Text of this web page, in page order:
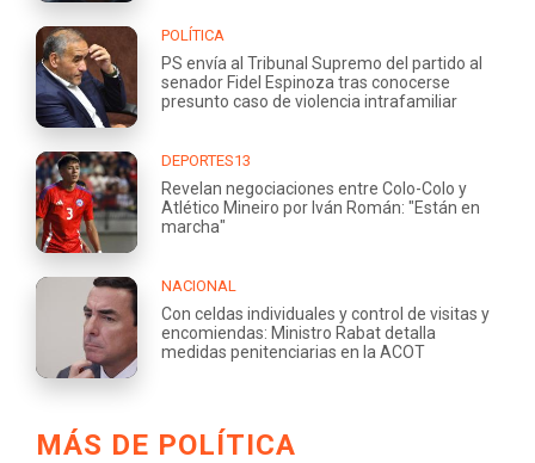
POLÍTICA
PS envía al Tribunal Supremo del partido al
senador Fidel Espinoza tras conocerse
presunto caso de violencia intrafamiliar
DEPORTES13
Revelan negociaciones entre Colo-Colo y
Atlético Mineiro por Iván Román: "Están en
marcha"
NACIONAL
Con celdas individuales y control de visitas y
encomiendas: Ministro Rabat detalla
medidas penitenciarias en la ACOT
MÁS DE POLÍTICA